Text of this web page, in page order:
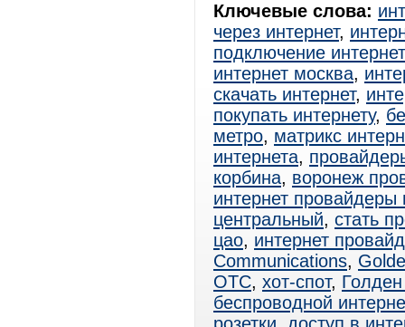
Ключевые слова:
через интернет,
подключение
интернет москва,
скачать интернет,
покупать интернету,
метро, матрикс
интернета,
корбина, воронеж
интернет провайдеры
центральный, стать
цао, интернет
Communications,
ОТС, хот-спот,
беспроводной